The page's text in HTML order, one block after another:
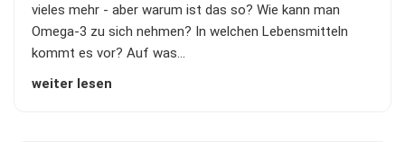
vieles mehr - aber warum ist das so? Wie kann man
Omega-3 zu sich nehmen? In welchen Lebensmitteln
kommt es vor? Auf was…
weiter lesen